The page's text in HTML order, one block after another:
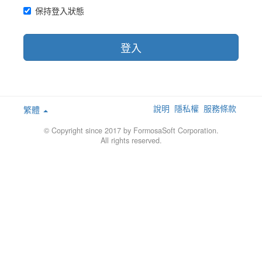
保持登入狀態
登入
繁體 說明 隱私權 服務條款
© Copyright since 2017 by FormosaSoft Corporation.
All rights reserved.